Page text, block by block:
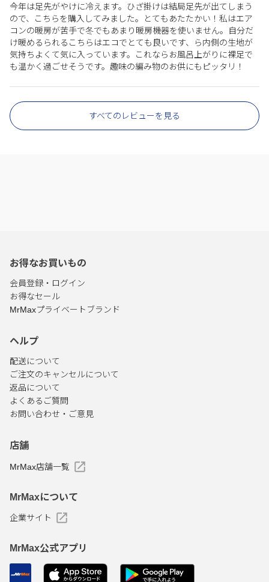
今年は足先がやけに冷えます。ひざ掛けは結局足先が出てしまう
ので、こちらを購入してみました。とてもあたたかい！私はエア
コンの暖房が苦手で冬でもあまり暖房機器を使いません。自分だ
け暖めるられるこちらはエコでとても良いです、ら内側の生地が
気持ちよくて気に入っています。これならお風呂上がりに裸足で
も温かく過ごせそうです。趣味の編み物のお供にもピッタリ！
すべてのレビューを見る
お得なお買いもの
会員登録・ログイン
お得なセール
MrMaxプライベートブランド
ヘルプ
配送について
ご注文のキャンセルについて
返品について
よくあるご質問
お問い合わせ・ご意見
店舗
MrMax店舗一覧
MrMaxについて
企業サイト
MrMax公式アプリ